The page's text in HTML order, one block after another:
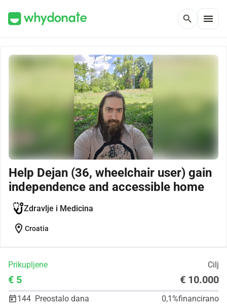
search menu
Help Dejan (36, wheelchair user) gain
independence and accessible home
Zdravlje i Medicina
location_on Croatia
Prikupljene Cilj
€ 5 € 10.000
144 Preostalo dana 0,1%financirano